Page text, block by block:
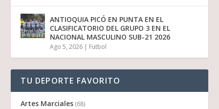
ANTIOQUIA PICÓ EN PUNTA EN EL
CLASIFICATORIO DEL GRUPO 3 EN EL
NACIONAL MASCULINO SUB-21 2026
Ago 5, 2026 | Futbol
TU DEPORTE FAVORITO
Artes Marciales (68)